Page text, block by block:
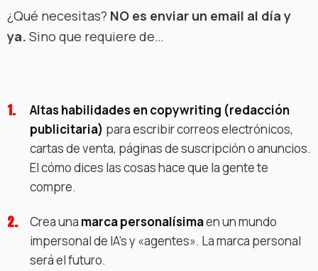
¿Qué necesitas? NO es enviar un email al día y
ya. Sino que requiere de…
Altas habilidades en copywriting (redacción
publicitaria) para escribir correos electrónicos,
cartas de venta, páginas de suscripción o anuncios.
El cómo dices las cosas hace que la gente te
compre.
Crea una marca personalísimaen un mundo
impersonal de IA's y «agentes». La marca personal
será el futuro.